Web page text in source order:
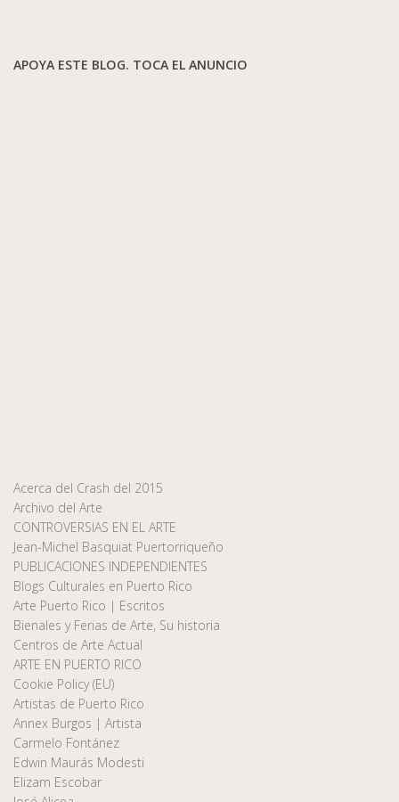
APOYA ESTE BLOG. TOCA EL ANUNCIO
Acerca del Crash del 2015
Archivo del Arte
CONTROVERSIAS EN EL ARTE
Jean-Michel Basquiat Puertorriqueño
PUBLICACIONES INDEPENDIENTES
Blogs Culturales en Puerto Rico
Arte Puerto Rico | Escritos
Bienales y Ferias de Arte, Su historia
Centros de Arte Actual
ARTE EN PUERTO RICO
Cookie Policy (EU)
Artistas de Puerto Rico
Annex Burgos | Artista
Carmelo Fontánez
Edwin Maurás Modesti
Elizam Escobar